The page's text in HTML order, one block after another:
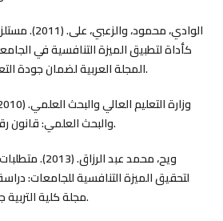
الوادي،
كأداة لتطبيق الميزة التنافسية في
المجلة العربية لضمان جودة التعليم الجامعي، 4(8)، 60-95.
والبحث العلمي: قانون رقم (13) لسنة 2010، صنعاء.
ويح، محمد عبد
لتحقيق الميزة التنافسية للجامعات:
مجلة كلية التربية جامعة بنها، 24(95)، 21-24.